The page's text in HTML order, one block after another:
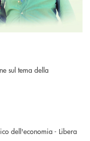
sul tema della
dell'economia - Libera